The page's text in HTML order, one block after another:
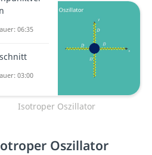
Isotroper Oszillator
Oszillator
06:35
03:00